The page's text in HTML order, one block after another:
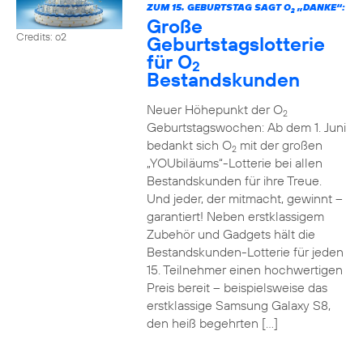
Credits: o2
ZUM 15. GEBURTSTAG SAGT O2„DANKE“:
Große
Geburtstagslotterie
für O2
Bestandskunden
Neuer Höhepunkt der O2
Geburtstagswochen: Ab dem 1. Juni
bedankt sich O2mit der großen
„YOUbiläums“-Lotterie bei allen
Bestandskunden für ihre Treue.
Und jeder, der mitmacht, gewinnt –
garantiert! Neben erstklassigem
Zubehör und Gadgets hält die
Bestandskunden-Lotterie für jeden
15. Teilnehmer einen hochwertigen
Preis bereit – beispielsweise das
erstklassige Samsung Galaxy S8,
den heiß begehrten […]